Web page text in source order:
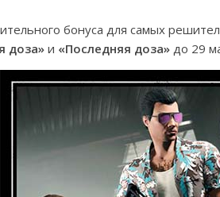
бонуса для самых
доза» и «Последняя доза» до 29